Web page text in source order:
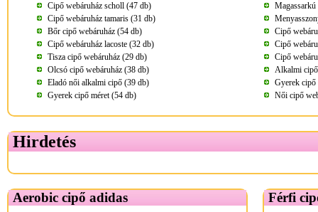
Cipő webáruház scholl (47 db)
Cipő webáruház tamaris (31 db)
Bőr cipő webáruház (54 db)
Cipő
Cipő webáruház lacoste (32 db)
Cipő
Tisza cipő webáruház (29 db)
Cipő
Olcsó cipő webáruház (38 db)
Alkalmi
Eladó női alkalmi cipő (39 db)
Gyerek cipő
Gyerek cipő méret (54 db)
Női cipő
Hirdetés
Aerobic cipő adidas Férfi